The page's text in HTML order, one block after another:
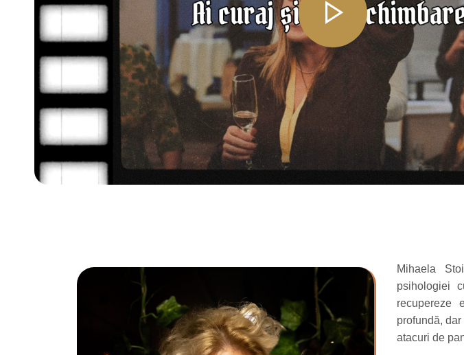
Mihaela
psihologiei
recupereze
profundă,
atacuri de